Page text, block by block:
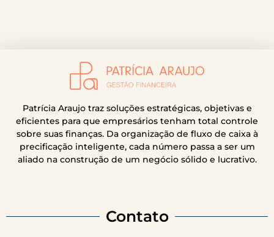
Patrícia Araujo traz soluções estratégicas, objetivas e
eficientes para que empresários tenham total controle
sobre suas finanças. Da organização de fluxo de caixa à
precificação inteligente, cada número passa a ser um
aliado na construção de um negócio sólido e lucrativo.
Contato